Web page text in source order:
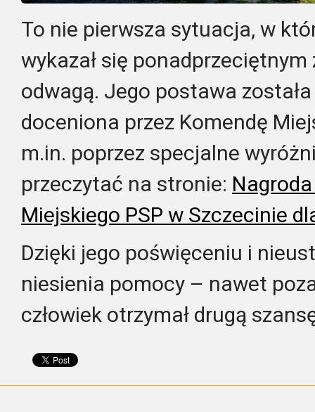
To nie pierwsza sytuacja, w
wykazał się
odwagą. Jego postawa
doceniona przez Komendę
m.in. poprzez specjalne
przeczytać na stronie:
Miejskiego PSP w Szczecinie
Dzięki jego poświęceniu i
niesienia pomocy – nawet
człowiek otrzymał drugą